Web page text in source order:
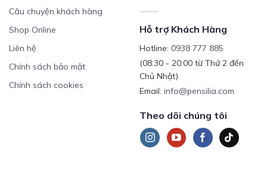
Câu chuyện khách hàng
Shop Online
Liên hệ
Chính sách bảo mật
Chính sách cookies
Hỗ trợ Khách Hàng
Hotline: 0938 777 885
(08:30 - 20:00 từ Thứ 2 đến
Chủ Nhật)
Email: info@pensilia.com
Theo dõi chúng tôi